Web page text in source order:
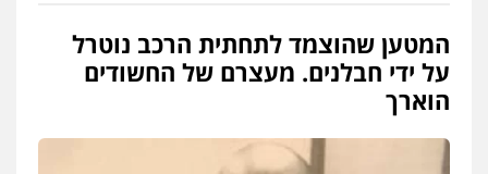
גיא זהבי משרד עורכי דין
פלילי משפחה
עו"ד איהאב ג'לג'ולי
המטען שהוצמד לתחתית הרכב נוטרל
על ידי חבלנים. מעצרם של החשודים
הוארך